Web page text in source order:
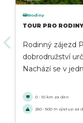
Rodiny
TOUR PRO
Rodinný zájezd
dobrodružství
Nachází se v
stezky, zelená
ledovce a alpské
dětem
0 - 10 km za den
250 - 500 m výstup za